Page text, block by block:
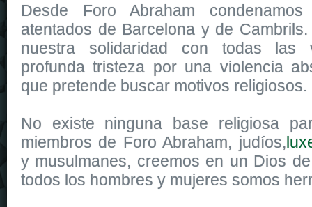
Desde Foro Abraham
atentados de Barcelona y de
nuestra solidaridad con todas las
profunda tristeza por una violencia
que pretende buscar motivos religiosos.
No existe ninguna base religiosa
miembros de Foro Abraham, judíos,
y musulmanes, creemos en un Dios
todos los hombres y mujeres somos